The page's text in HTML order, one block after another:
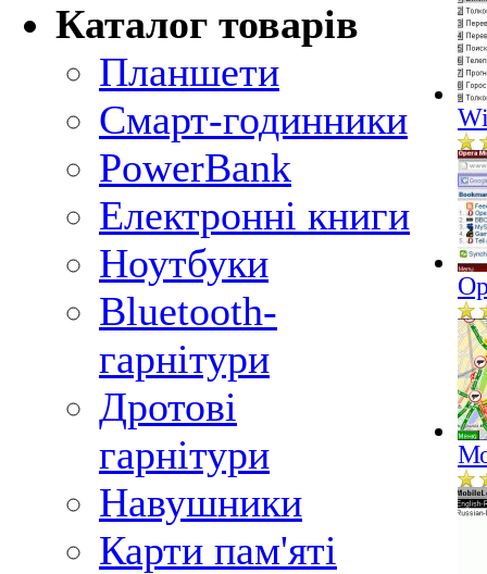
Каталог товарів
Планшети
Смарт-годинники
PowerBank
Електронні книги
Ноутбуки
Bluetooth-
гарнітури
Дротові
гарнітури
Навушники
Карти пам'яті